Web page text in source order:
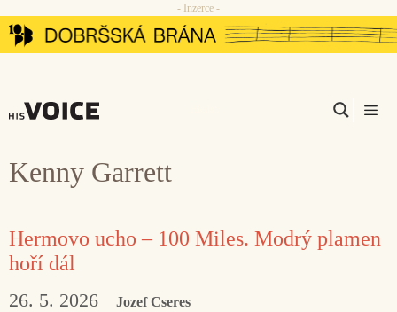
Přeskočit
na
- Inzerce -
Kenny Garrett
Hermovo ucho – 100 Miles. Modrý plamen
hoří dál
26. 5. 2026 Jozef Cseres